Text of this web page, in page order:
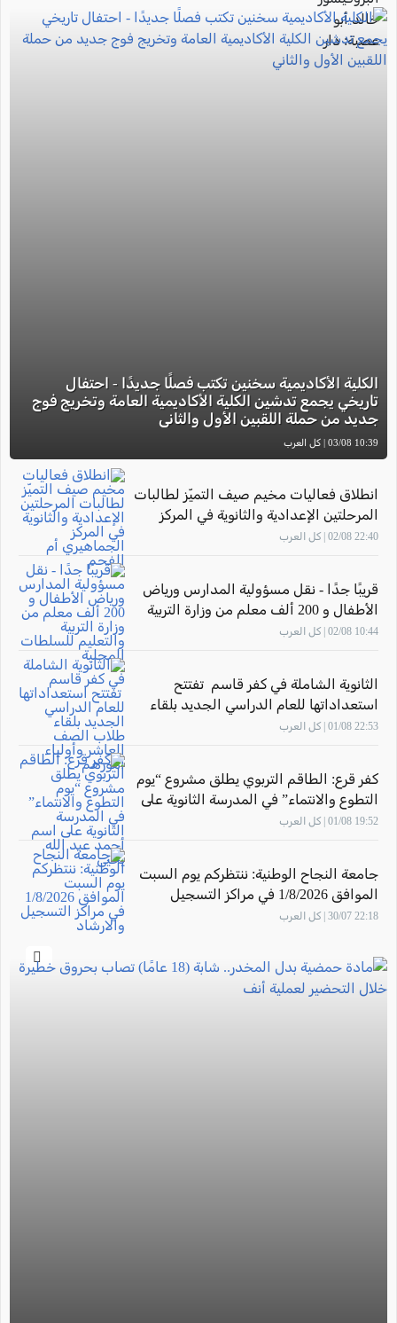
الكلية الأكاديمية سخنين تكتب فصلًا جديدًا - احتفال
تاريخي يجمع تدشين الكلية الأكاديمية العامة وتخريج فوج
جديد من حملة اللقبين الأول والثاني
10:39 03/08 | كل العرب
انطلاق فعاليات مخيم صيف التميّز لطالبات
المرحلتين الإعدادية والثانوية في المركز
الجماهيري أم الفحم
22:40 02/08 | كل العرب
قريبًا جدًا - نقل مسؤولية المدارس ورياض
الأطفال و 200 ألف معلم من وزارة التربية
والتعليم للسلطات المحلية
10:44 02/08 | كل العرب
الثانوية الشاملة في كفر قاسم تفتتح
استعداداتها للعام الدراسي الجديد بلقاء
طلاب الصف العاشر وأولياء أمورهم
22:53 01/08 | كل العرب
كفر قرع: الطاقم التربوي يطلق مشروع “يوم
التطوع والانتماء” في المدرسة الثانوية على
اسم أحمد عبد الله يحيى
19:52 01/08 | كل العرب
جامعة النجاح الوطنية: ننتظركم يوم السبت
الموافق 1/8/2026 في مراكز التسجيل
والارشاد
22:18 30/07 | كل العرب